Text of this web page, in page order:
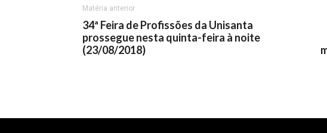
Matéria anterior
34ª Feira de Profissões da Unisanta
prossegue nesta quinta-feira à noite
(23/08/2018)